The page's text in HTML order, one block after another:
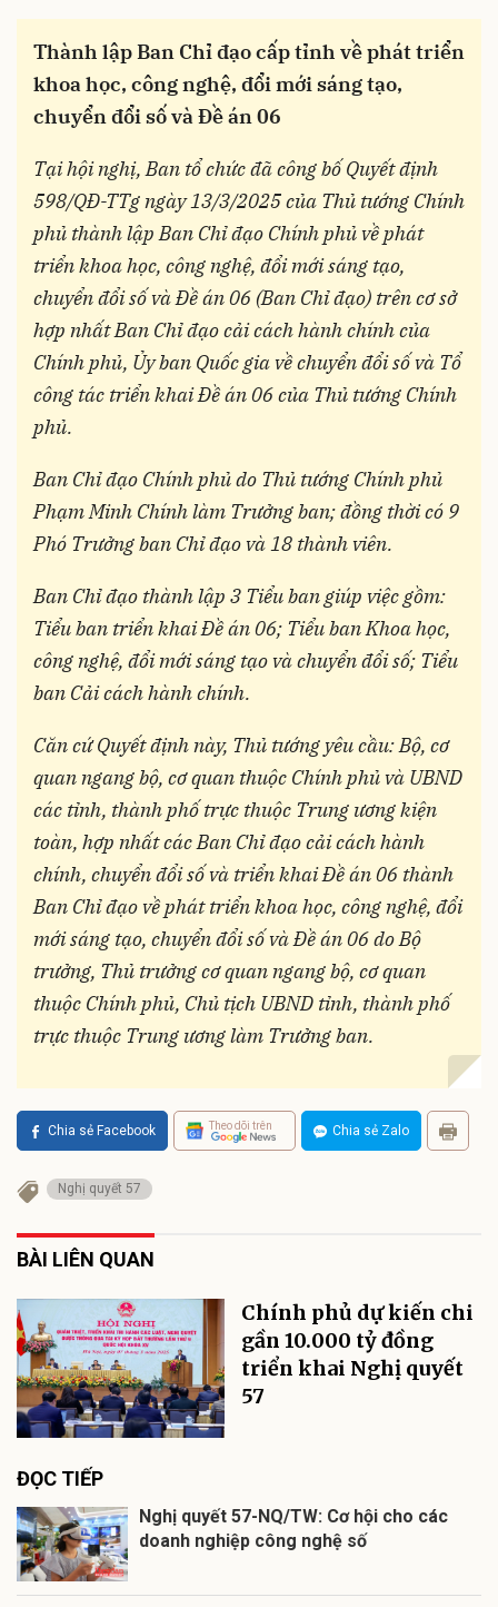
Thành lập Ban Chỉ đạo cấp tỉnh về phát triển
khoa học, công nghệ, đổi mới sáng tạo,
chuyển đổi số và Đề án 06
Tại hội nghị, Ban tổ chức đã công bố Quyết định
598/QĐ-TTg ngày 13/3/2025 của Thủ tướng Chính
phủ thành lập Ban Chỉ đạo Chính phủ về phát
triển khoa học, công nghệ, đổi mới sáng tạo,
chuyển đổi số và Đề án 06 (Ban Chỉ đạo) trên cơ sở
hợp nhất Ban Chỉ đạo cải cách hành chính của
Chính phủ, Ủy ban Quốc gia về chuyển đổi số và Tổ
công tác triển khai Đề án 06 của Thủ tướng Chính
phủ.
Ban Chỉ đạo Chính phủ do Thủ tướng Chính phủ
Phạm Minh Chính làm Trưởng ban; đồng thời có 9
Phó Trưởng ban Chỉ đạo và 18 thành viên.
Ban Chỉ đạo thành lập 3 Tiểu ban giúp việc gồm:
Tiểu ban triển khai Đề án 06; Tiểu ban Khoa học,
công nghệ, đổi mới sáng tạo và chuyển đổi số; Tiểu
ban Cải cách hành chính.
Căn cứ Quyết định này, Thủ tướng yêu cầu: Bộ, cơ
quan ngang bộ, cơ quan thuộc Chính phủ và UBND
các tỉnh, thành phố trực thuộc Trung ương kiện
toàn, hợp nhất các Ban Chỉ đạo cải cách hành
chính, chuyển đổi số và triển khai Đề án 06 thành
Ban Chỉ đạo về phát triển khoa học, công nghệ, đổi
mới sáng tạo, chuyển đổi số và Đề án 06 do Bộ
trưởng, Thủ trưởng cơ quan ngang bộ, cơ quan
thuộc Chính phủ, Chủ tịch UBND tỉnh, thành phố
trực thuộc Trung ương làm Trưởng ban.
Chia sẻ Facebook Theo dõi trên Chia sẻ Zalo
Nghị quyết 57
BÀI LIÊN QUAN
Chính phủ dự kiến chi
gần 10.000 tỷ đồng
triển khai Nghị quyết
57
ĐỌC TIẾP
Nghị quyết 57-NQ/TW: Cơ hội cho các
doanh nghiệp công nghệ số